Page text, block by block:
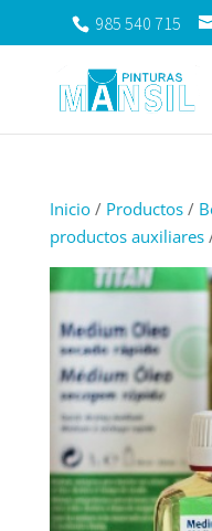
985 540 715
Inicio/ Productos/
productos auxiliares